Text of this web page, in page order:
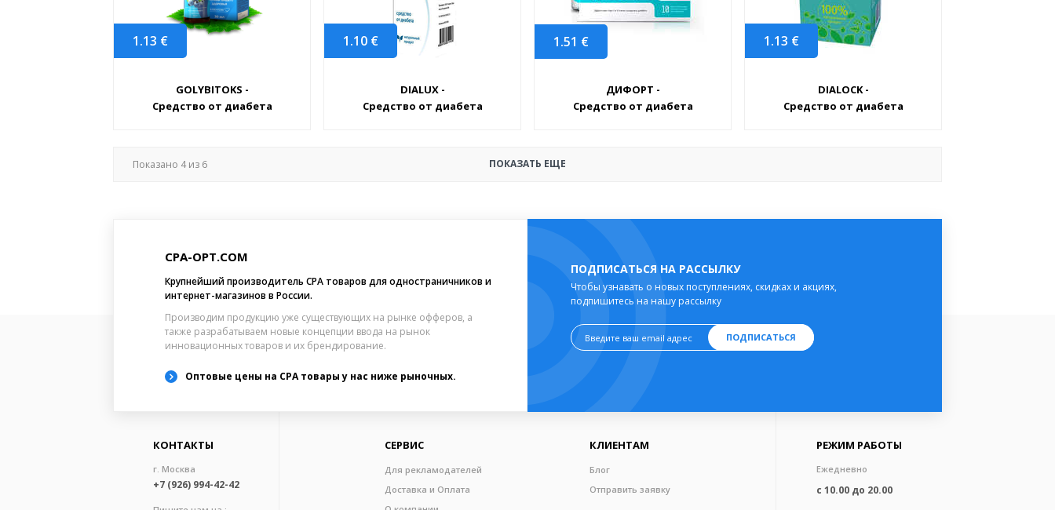
1.13 €
GOLYBITOKS -
Средство от диабета
1.10 €
DIALUX -
Средство от диабета
1.51 €
ДИФОРТ -
Средство от диабета
1.13 €
DIALOCK -
Средство от диабета
Показано 4из 6 ПОКАЗАТЬ ЕЩЕ
CPA-OPT.COM
Крупнейший производитель CPA товаров для одностраничников и
интернет-магазинов в России.
Производим продукцию уже существующих на рынке офферов, а
также разрабатываем новые концепции ввода на рынок
инновационных товаров и их брендирование.
Оптовые цены на CPA товары у нас ниже рыночных.
ПОДПИСАТЬСЯ НА РАССЫЛКУ
Чтобы узнавать о новых поступлениях, скидках и акциях,
подпишитесь на нашу рассылку
ПОДПИСАТЬСЯ
СЕРВИС
Для рекламодателей
Доставка и Оплата
КЛИЕНТАМ
Блог
Отправить заявку
КОНТАКТЫ
г. Москва
+7 (926) 994-42-42
РЕЖИМ РАБОТЫ
Ежедневно
с 10.00 до 20.00